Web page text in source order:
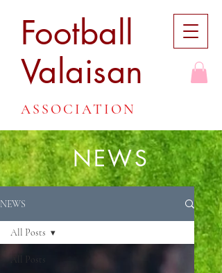
Football
Valaisan
ASSOCIATION
NEWS
NEWS
All Posts
All Posts